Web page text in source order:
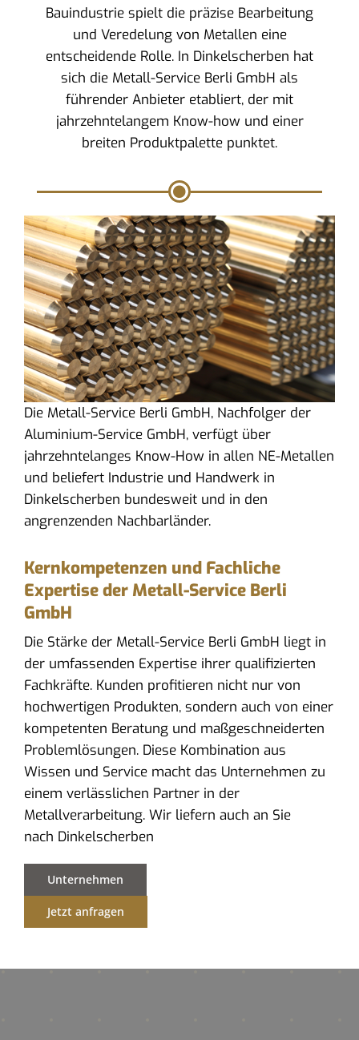
Bauindustrie spielt die präzise Bearbeitung
und Veredelung von Metallen eine
entscheidende Rolle. In Dinkelscherben hat
sich die Metall-Service Berli GmbH als
führender Anbieter etabliert, der mit
jahrzehntelangem Know-how und einer
breiten Produktpalette punktet.
Die Metall-Service Berli GmbH, Nachfolger der
Aluminium-Service GmbH, verfügt über
jahrzehntelanges Know-How in allen NE-Metallen
und beliefert Industrie und Handwerk in
Dinkelscherben bundesweit und in den
angrenzenden Nachbarländer.
Kernkompetenzen und Fachliche
Expertise der Metall-Service Berli
GmbH
Die Stärke der Metall-Service Berli GmbH liegt in
der umfassenden Expertise ihrer qualifizierten
Fachkräfte. Kunden profitieren nicht nur von
hochwertigen Produkten, sondern auch von einer
kompetenten Beratung und maßgeschneiderten
Problemlösungen. Diese Kombination aus
Wissen und Service macht das Unternehmen zu
einem verlässlichen Partner in der
Metallverarbeitung. Wir liefern auch an Sie
nach Dinkelscherben
Unternehmen
Jetzt anfragen